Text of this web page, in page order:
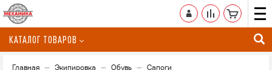
КАТАЛОГ ТОВАРОВ
Главная Экипировка Обувь
Сапоги